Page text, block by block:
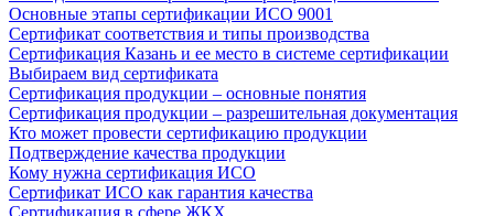
Основные этапы сертификации ИСО 9001
Сертификат соответствия и типы производства
Сертификация Казань и ее место в системе сертификации
Выбираем вид сертификата
Сертификация продукции – основные понятия
Сертификация продукции – разрешительная документация
Кто может провести сертификацию продукции
Подтверждение качества продукции
Кому нужна сертификация ИСО
Сертификат ИСО как гарантия качества
Сертификация в сфере ЖКХ